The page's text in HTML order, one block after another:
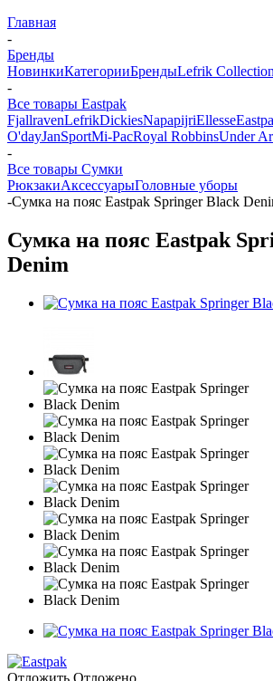
Главная
-
Бренды
НовинкиКатегорииБрендыLefrik Collection
-
Все товары Eastpak
FjallravenLefrikDickiesNapapijriEllesse
O'dayJanSportMi-PacRoyal RobbinsUnder
-
Все товары Сумки
РюкзакиАксессуарыГоловные уборы
-Сумка на пояс Eastpak Springer Black
Сумка на пояс Eastpak
Denim
Отложить Отложено